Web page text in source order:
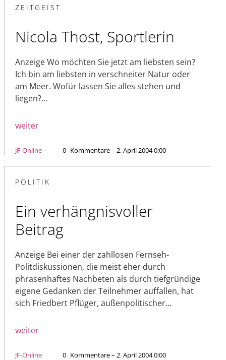
ZEITGEIST
Nicola Thost, Sportlerin
Anzeige Wo möchten Sie jetzt am liebsten sein?
Ich bin am liebsten in verschneiter Natur oder
am Meer. Wofür lassen Sie alles stehen und
liegen?…
weiter
JF-Online 0 Kommentare – 2. April 2004 0:00
POLITIK
Ein verhängnisvoller
Beitrag
Anzeige Bei einer der zahllosen Fernseh-
Politdiskussionen, die meist eher durch
phrasenhaftes Nachbeten als durch tiefgründige
eigene Gedanken der Teilnehmer auffallen, hat
sich Friedbert Pflüger, außenpolitischer…
weiter
JF-Online 0 Kommentare – 2. April 2004 0:00